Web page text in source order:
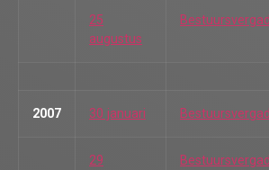
25
augustus
2007 30 januari
29